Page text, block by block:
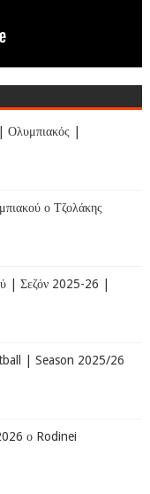
|
ο Τζολάκης
| Σεζόν 2025-26 |
| Season 2025/26
ο Rodinei